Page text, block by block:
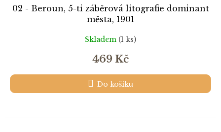
02 - Beroun, 5-ti záběrová litografie dominant
města, 1901
Skladem (1 ks)
469 Kč
Do košíku